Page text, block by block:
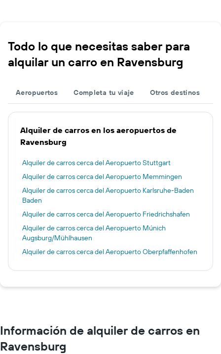
Todo lo que necesitas saber para
alquilar un carro en Ravensburg
Aeropuertos Completa tu viaje Otros destinos
Alquiler de carros en los aeropuertos de
Ravensburg
Alquiler de carros cerca del Aeropuerto Stuttgart
Alquiler de carros cerca del Aeropuerto Memmingen
Alquiler de carros cerca del Aeropuerto Karlsruhe-Baden
Baden
Alquiler de carros cerca del Aeropuerto Friedrichshafen
Alquiler de carros cerca del Aeropuerto Múnich
Augsburg/Mühlhausen
Alquiler de carros cerca del Aeropuerto Oberpfaffenhofen
Información de alquiler de carros en
Ravensburg